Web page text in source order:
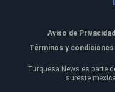
Aviso de Privacidad
Términos y condiciones
Turquesa News es parte
sureste